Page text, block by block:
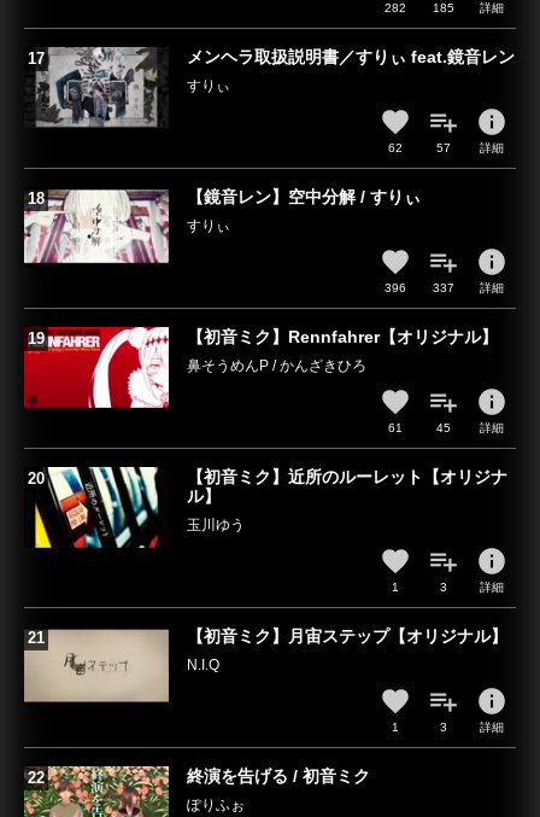
282 185 詳細
メンヘラ取扱説明書／すりぃ feat.鏡音レン
すりぃ
62 57
info
詳細
【鏡音レン】空中分解 / すりぃ
すりぃ
396 337
info
詳細
【初音ミク】Rennfahrer【オリジナル】
鼻そうめんP / かんざきひろ
61 45
info
詳細
【初音ミク】近所のルーレット【オリジナ
ル】
玉川ゆう
1 3
info
詳細
【初音ミク】月宙ステップ【オリジナル】
N.I.Q
1 3
info
詳細
終演を告げる / 初音ミク
ぽりふぉ